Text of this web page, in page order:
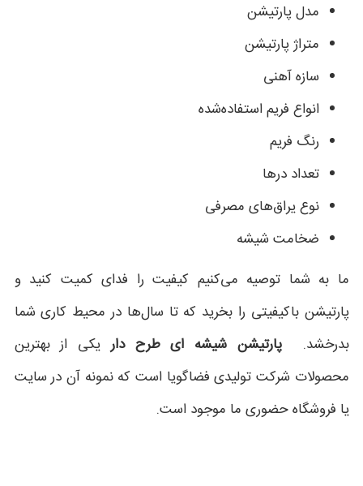
مدل پارتیشن
متراژ پارتیشن
سازه آهنی
انواع فریم استفاده‌شده
رنگ فریم
تعداد درها
نوع یراق‌های مصرفی
ضخامت شیشه
ما به شما توصیه می‌کنیم کیفیت را فدای کمیت کنید و
پارتیشن باکیفیتی را بخرید که تا سال‌ها در محیط کاری شما
بدرخشد.پارتیشن شیشه ای طرح داریکی از بهترین
محصولات شرکت تولیدی فضاگویا است که نمونه آن در سایت
یا فروشگاه حضوری ما موجود است.